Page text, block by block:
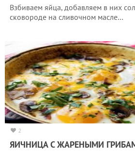
Взбиваем яйца, добавляем в них
сковороде на сливочном масле…
2
ЯИЧНИЦА С ЖАРЕНЫМИ